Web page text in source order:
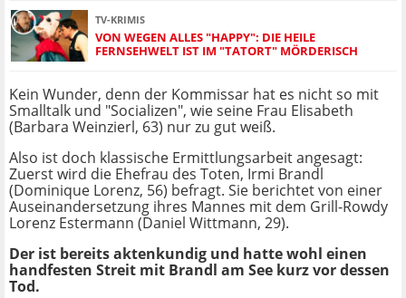
TV-KRIMIS
VON WEGEN ALLES "HAPPY": DIE HEILE
FERNSEHWELT IST IM "TATORT" MÖRDERISCH
Kein Wunder, denn der Kommissar hat es nicht so mit
Smalltalk und "Socializen", wie seine Frau Elisabeth
(Barbara Weinzierl, 63) nur zu gut weiß.
Also ist doch klassische Ermittlungsarbeit angesagt:
Zuerst wird die Ehefrau des Toten, Irmi Brandl
(Dominique Lorenz, 56) befragt. Sie berichtet von einer
Auseinandersetzung ihres Mannes mit dem Grill-Rowdy
Lorenz Estermann (Daniel Wittmann, 29).
Der ist bereits aktenkundig und hatte wohl einen
handfesten Streit mit Brandl am See kurz vor dessen
Tod.